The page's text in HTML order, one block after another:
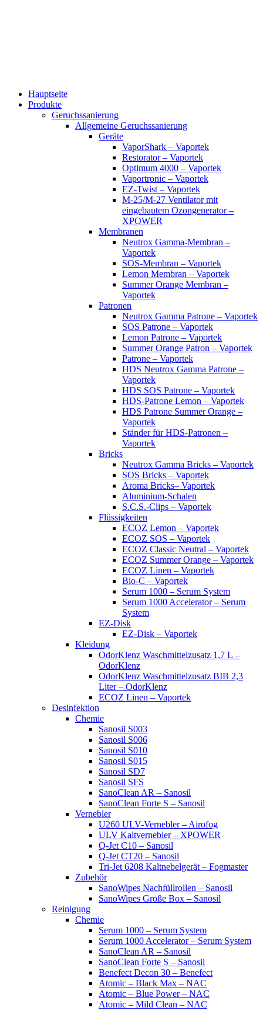
Hauptseite
Produkte
Geruchssanierung
Allgemeine Geruchssanierung
Geräte
VaporShark – Vaportek
Restorator – Vaportek
Optimum 4000 – Vaportek
Vaportronic – Vaportek
EZ-Twist – Vaportek
M-25/M-27 Ventilator mit
eingebautem Ozongenerator –
XPOWER
Membranen
Neutrox Gamma-Membran –
Vaportek
SOS-Membran – Vaportek
Lemon Membran – Vaportek
Summer Orange Membran –
Vaportek
Patronen
Neutrox Gamma Patrone – Vaportek
SOS Patrone – Vaportek
Lemon Patrone – Vaportek
Summer Orange Patron – Vaportek
Patrone – Vaportek
HDS Neutrox Gamma Patrone –
Vaportek
HDS SOS Patrone – Vaportek
HDS-Patrone Lemon – Vaportek
HDS Patrone Summer Orange –
Vaportek
Ständer für HDS-Patronen –
Vaportek
Bricks
Neutrox Gamma Bricks – Vaportek
SOS Bricks – Vaportek
Aroma Bricks– Vaportek
Aluminium-Schalen
S.C.S.-Clips – Vaportek
Flüssigkeiten
ECOZ Lemon – Vaportek
ECOZ SOS – Vaportek
ECOZ Classic Neutral – Vaportek
ECOZ Summer Orange – Vaportek
ECOZ Linen – Vaportek
Bio-C – Vaportek
Serum 1000 – Serum System
Serum 1000 Accelerator – Serum
System
EZ-Disk
EZ-Disk – Vaportek
Kleidung
OdorKlenz Waschmittelzusatz 1,7 L –
OdorKlenz
OdorKlenz Waschmittelzusatz BIB 2,3
Liter – OdorKlenz
ECOZ Linen – Vaportek
Desinfektion
Chemie
Sanosil S003
Sanosil S006
Sanosil S010
Sanosil S015
Sanosil SD7
Sanosil SFS
SanoClean AR – Sanosil
SanoClean Forte S – Sanosil
Vernebler
U260 ULV-Vernebler – Airofog
ULV Kaltvernebler – XPOWER
Q-Jet C10 – Sanosil
Q-Jet CT20 – Sanosil
Tri-Jet 6208 Kaltnebelgerät – Fogmaster
Zubehör
SanoWipes Nachfüllrollen – Sanosil
SanoWipes Große Box – Sanosil
Reinigung
Chemie
Serum 1000 – Serum System
Serum 1000 Accelerator – Serum System
SanoClean AR – Sanosil
SanoClean Forte S – Sanosil
Benefect Decon 30 – Benefect
Atomic – Black Max – NAC
Atomic – Blue Power – NAC
Atomic – Mild Clean – NAC